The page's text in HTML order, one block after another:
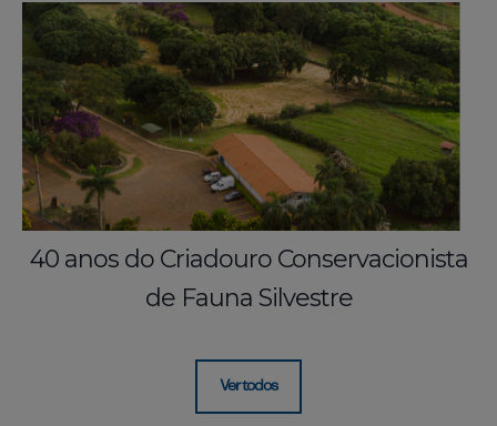
40 anos do Criadouro Conservacionista
de Fauna Silvestre
Ver todos